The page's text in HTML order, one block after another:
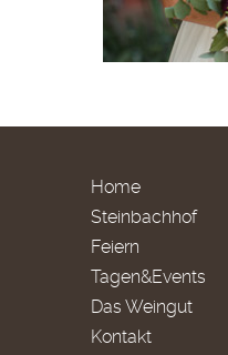
Home
Steinbachhof
Feiern
Tagen&Events
Das Weingut
Kontakt